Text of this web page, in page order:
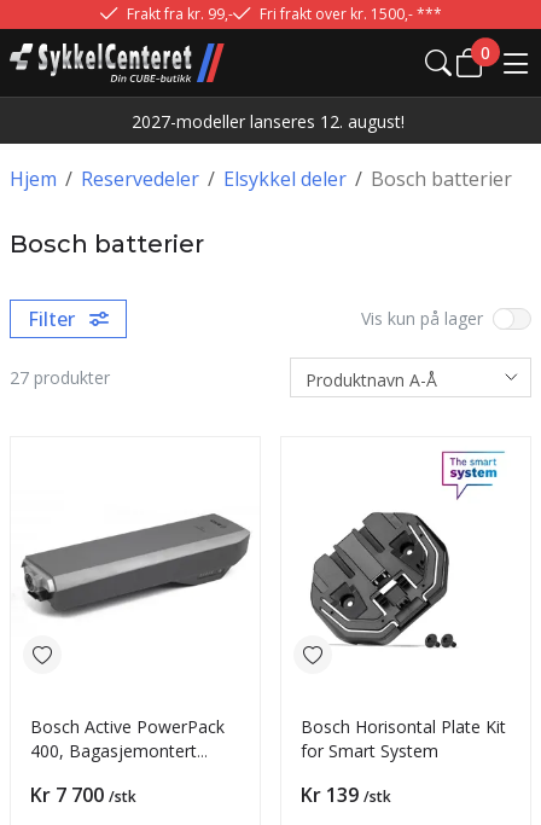
Frakt fra kr. 99,- Fri frakt over kr. 1500,- ***
0
2027-modeller lanseres 12. august!
/
Hjem /
Reservedeler /
Elsykkel deler Bosch batterier
Bosch batterier
Filter Vis kun på lager
27 produkter
Bosch Active PowerPack
400, Bagasjemontert
Pris
Kr 7 700 /stk
Bosch Horisontal Plate Kit
for Smart System
Pris
Kr 139 /stk